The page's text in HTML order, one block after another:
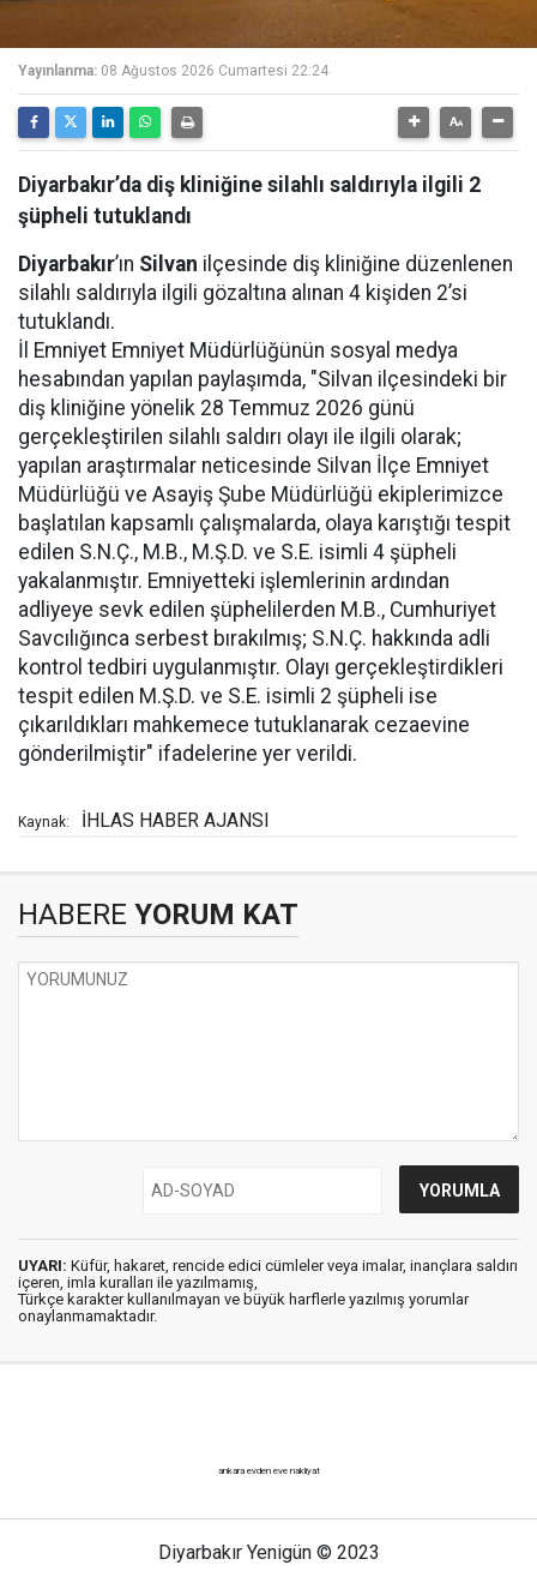
Yayınlanma: 08 Ağustos 2026 Cumartesi 22:24
Diyarbakır’da diş kliniğine silahlı saldırıyla ilgili 2
şüpheli tutuklandı
Diyarbakır’ın Silvan ilçesinde diş kliniğine düzenlenen
silahlı saldırıyla ilgili gözaltına alınan 4 kişiden 2’si
tutuklandı.
İl Emniyet Emniyet Müdürlüğünün sosyal medya
hesabından yapılan paylaşımda, "Silvan ilçesindeki bir
diş kliniğine yönelik 28 Temmuz 2026 günü
gerçekleştirilen silahlı saldırı olayı ile ilgili olarak;
yapılan araştırmalar neticesinde Silvan İlçe Emniyet
Müdürlüğü ve Asayiş Şube Müdürlüğü ekiplerimizce
başlatılan kapsamlı çalışmalarda, olaya karıştığı tespit
edilen S.N.Ç., M.B., M.Ş.D. ve S.E. isimli 4 şüpheli
yakalanmıştır. Emniyetteki işlemlerinin ardından
adliyeye sevk edilen şüphelilerden M.B., Cumhuriyet
Savcılığınca serbest bırakılmış; S.N.Ç. hakkında adli
kontrol tedbiri uygulanmıştır. Olayı gerçekleştirdikleri
tespit edilen M.Ş.D. ve S.E. isimli 2 şüpheli ise
çıkarıldıkları mahkemece tutuklanarak cezaevine
gönderilmiştir" ifadelerine yer verildi.
Kaynak: İHLAS HABER AJANSI
HABERE YORUM KAT
UYARI: Küfür, hakaret, rencide edici cümleler veya imalar, inançlara saldırı
içeren, imla kuralları ile yazılmamış,
Türkçe karakter kullanılmayan ve büyük harflerle yazılmış yorumlar
onaylanmamaktadır.
ankara evden eve nakliyat
Diyarbakır Yenigün © 2023